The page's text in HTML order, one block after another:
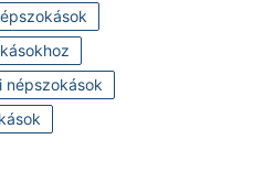
népszokások